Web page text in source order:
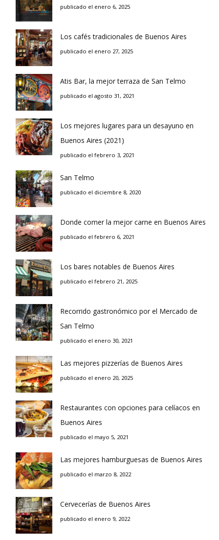
publicado el enero 6, 2025
Los cafés tradicionales de Buenos Aires
publicado el enero 27, 2025
Atis Bar, la mejor terraza de San Telmo
publicado el agosto 31, 2021
Los mejores lugares para un desayuno en
Buenos Aires (2021)
publicado el febrero 3, 2021
San Telmo
publicado el diciembre 8, 2020
Donde comer la mejor carne en Buenos Aires
publicado el febrero 6, 2021
Los bares notables de Buenos Aires
publicado el febrero 21, 2025
Recorrido gastronómico por el Mercado de
San Telmo
publicado el enero 30, 2021
Las mejores pizzerías de Buenos Aires
publicado el enero 20, 2025
Restaurantes con opciones para celíacos en
Buenos Aires
publicado el mayo 5, 2021
Las mejores hamburguesas de Buenos Aires
publicado el marzo 8, 2022
Cervecerías de Buenos Aires
publicado el enero 9, 2022